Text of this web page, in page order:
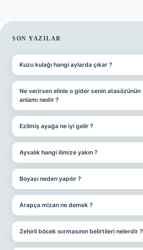
SIDEBAR
SON YAZILAR
Kuzu kulağı hangi aylarda çıkar ?
Ne verirsen elinle o gider senin atasözünün
anlamı nedir ?
Ezilmiş ayağa ne iyi gelir ?
Ayvalık hangi ilimize yakın ?
Boyası neden yapılır ?
Arapça mizan ne demek ?
Zehirli böcek ısırmasının belirtileri nelerdir ?